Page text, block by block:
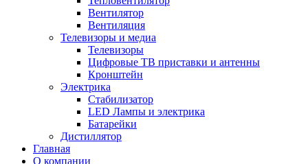
Вентилятор
Вентиляция
Телевизоры и медиа
Телевизоры
Цифровые ТВ приставки и антенны
Кронштейн
Электрика
Стабилизатор
LED Лампы и электрика
Батарейки
Дистиллятор
Главная
О компании